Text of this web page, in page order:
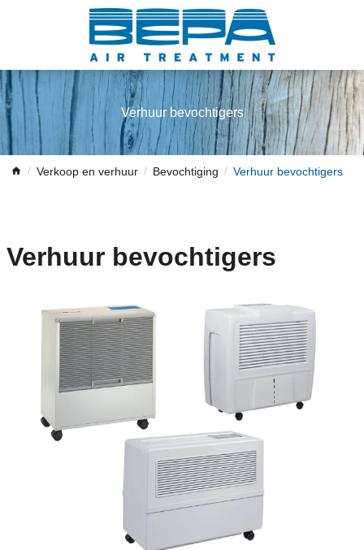
Verhuur bevochtigers
Verkoop en verhuur Bevochtiging Verhuur bevochtigers
Verhuur bevochtigers